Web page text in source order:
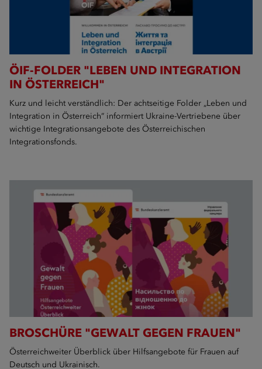
ÖIF-FOLDER "LEBEN UND INTEGRATION
IN ÖSTERREICH"
Kurz und leicht verständlich: Der achtseitige Folder „Leben und
Integration in Österreich“ informiert Ukraine-Vertriebene über
wichtige Integrationsangebote des Österreichischen
Integrationsfonds.
BROSCHÜRE "GEWALT GEGEN FRAUEN"
Österreichweiter Überblick über Hilfsangebote für Frauen auf
Deutsch und Ukrainisch.